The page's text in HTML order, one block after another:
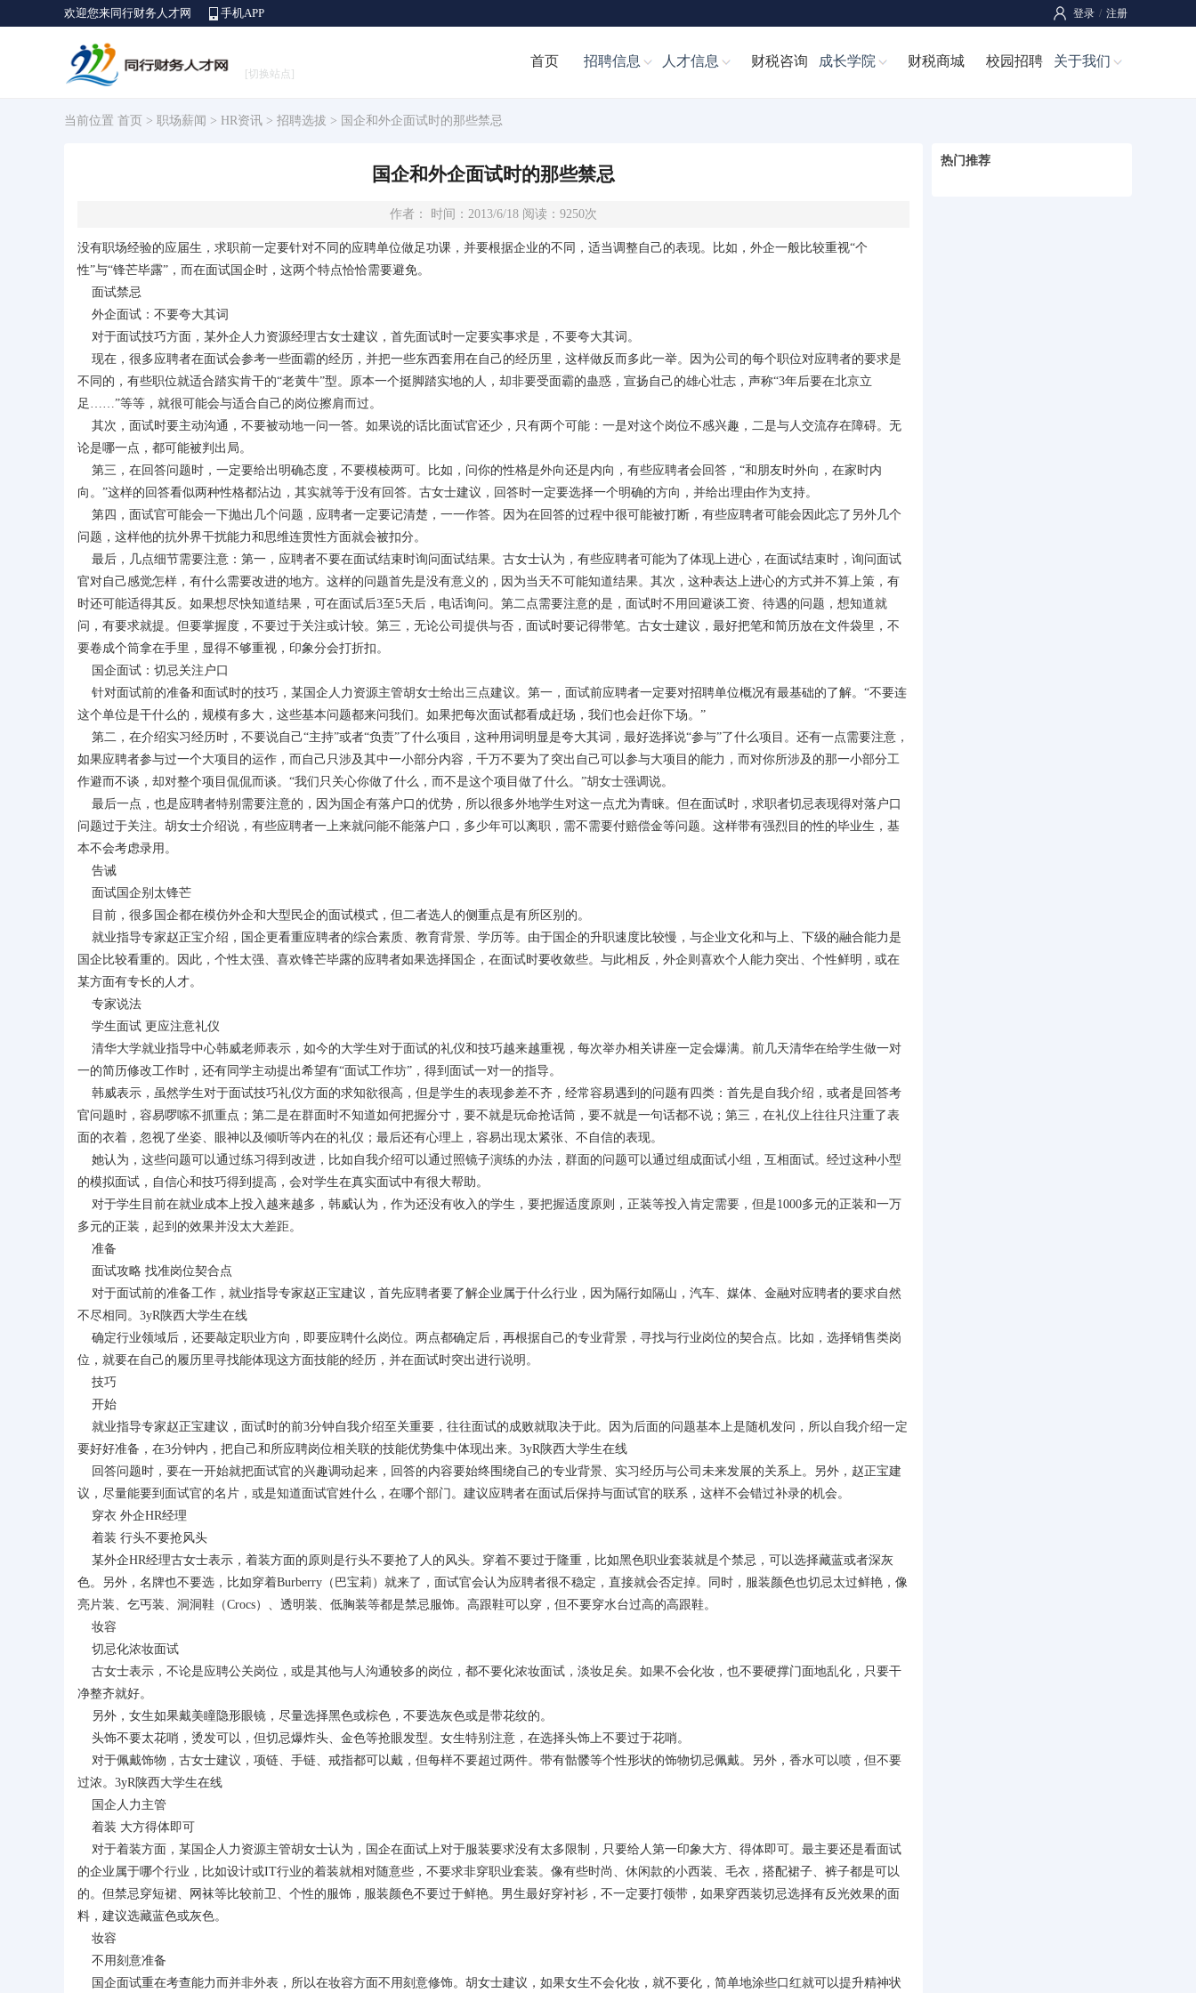
欢迎您来同行财务人才网 手机APP 登录 / 注册
[切换站点]
首页 招聘信息 人才信息 财税咨询 成长学院 财税商城 校园招聘 关于我们
当前位置 首页 > 职场薪闻 > HR资讯 > 招聘选拔 > 国企和外企面试时的那些禁忌
国企和外企面试时的那些禁忌
作者： 时间：2013/6/18 阅读：9250次
没有职场经验的应届生，求职前一定要针对不同的应聘单位做足功课，并要根据企业的不同，适当调整自己的表现。比如，外企一般比较重视“个
性”与“锋芒毕露”，而在面试国企时，这两个特点恰恰需要避免。
面试禁忌
外企面试：不要夸大其词
对于面试技巧方面，某外企人力资源经理古女士建议，首先面试时一定要实事求是，不要夸大其词。
现在，很多应聘者在面试会参考一些面霸的经历，并把一些东西套用在自己的经历里，这样做反而多此一举。因为公司的每个职位对应聘者的要求是
不同的，有些职位就适合踏实肯干的“老黄牛”型。原本一个挺脚踏实地的人，却非要受面霸的蛊惑，宣扬自己的雄心壮志，声称“3年后要在北京立
足……”等等，就很可能会与适合自己的岗位擦肩而过。
其次，面试时要主动沟通，不要被动地一问一答。如果说的话比面试官还少，只有两个可能：一是对这个岗位不感兴趣，二是与人交流存在障碍。无
论是哪一点，都可能被判出局。
第三，在回答问题时，一定要给出明确态度，不要模棱两可。比如，问你的性格是外向还是内向，有些应聘者会回答，“和朋友时外向，在家时内
向。”这样的回答看似两种性格都沾边，其实就等于没有回答。古女士建议，回答时一定要选择一个明确的方向，并给出理由作为支持。
第四，面试官可能会一下抛出几个问题，应聘者一定要记清楚，一一作答。因为在回答的过程中很可能被打断，有些应聘者可能会因此忘了另外几个
问题，这样他的抗外界干扰能力和思维连贯性方面就会被扣分。
最后，几点细节需要注意：第一，应聘者不要在面试结束时询问面试结果。古女士认为，有些应聘者可能为了体现上进心，在面试结束时，询问面试
官对自己感觉怎样，有什么需要改进的地方。这样的问题首先是没有意义的，因为当天不可能知道结果。其次，这种表达上进心的方式并不算上策，有
时还可能适得其反。如果想尽快知道结果，可在面试后3至5天后，电话询问。第二点需要注意的是，面试时不用回避谈工资、待遇的问题，想知道就
问，有要求就提。但要掌握度，不要过于关注或计较。第三，无论公司提供与否，面试时要记得带笔。古女士建议，最好把笔和简历放在文件袋里，不
要卷成个筒拿在手里，显得不够重视，印象分会打折扣。
国企面试：切忌关注户口
针对面试前的准备和面试时的技巧，某国企人力资源主管胡女士给出三点建议。第一，面试前应聘者一定要对招聘单位概况有最基础的了解。“不要连
这个单位是干什么的，规模有多大，这些基本问题都来问我们。如果把每次面试都看成赶场，我们也会赶你下场。”
第二，在介绍实习经历时，不要说自己“主持”或者“负责”了什么项目，这种用词明显是夸大其词，最好选择说“参与”了什么项目。还有一点需要注意，
如果应聘者参与过一个大项目的运作，而自己只涉及其中一小部分内容，千万不要为了突出自己可以参与大项目的能力，而对你所涉及的那一小部分工
作避而不谈，却对整个项目侃侃而谈。“我们只关心你做了什么，而不是这个项目做了什么。”胡女士强调说。
最后一点，也是应聘者特别需要注意的，因为国企有落户口的优势，所以很多外地学生对这一点尤为青睐。但在面试时，求职者切忌表现得对落户口
问题过于关注。胡女士介绍说，有些应聘者一上来就问能不能落户口，多少年可以离职，需不需要付赔偿金等问题。这样带有强烈目的性的毕业生，基
本不会考虑录用。
告诫
面试国企别太锋芒
目前，很多国企都在模仿外企和大型民企的面试模式，但二者选人的侧重点是有所区别的。
就业指导专家赵正宝介绍，国企更看重应聘者的综合素质、教育背景、学历等。由于国企的升职速度比较慢，与企业文化和与上、下级的融合能力是
国企比较看重的。因此，个性太强、喜欢锋芒毕露的应聘者如果选择国企，在面试时要收敛些。与此相反，外企则喜欢个人能力突出、个性鲜明，或在
某方面有专长的人才。
专家说法
学生面试 更应注意礼仪
清华大学就业指导中心韩威老师表示，如今的大学生对于面试的礼仪和技巧越来越重视，每次举办相关讲座一定会爆满。前几天清华在给学生做一对
一的简历修改工作时，还有同学主动提出希望有“面试工作坊”，得到面试一对一的指导。
韩威表示，虽然学生对于面试技巧礼仪方面的求知欲很高，但是学生的表现参差不齐，经常容易遇到的问题有四类：首先是自我介绍，或者是回答考
官问题时，容易啰嗦不抓重点；第二是在群面时不知道如何把握分寸，要不就是玩命抢话筒，要不就是一句话都不说；第三，在礼仪上往往只注重了表
面的衣着，忽视了坐姿、眼神以及倾听等内在的礼仪；最后还有心理上，容易出现太紧张、不自信的表现。
她认为，这些问题可以通过练习得到改进，比如自我介绍可以通过照镜子演练的办法，群面的问题可以通过组成面试小组，互相面试。经过这种小型
的模拟面试，自信心和技巧得到提高，会对学生在真实面试中有很大帮助。
对于学生目前在就业成本上投入越来越多，韩威认为，作为还没有收入的学生，要把握适度原则，正装等投入肯定需要，但是1000多元的正装和一万
多元的正装，起到的效果并没太大差距。
准备
面试攻略 找准岗位契合点
对于面试前的准备工作，就业指导专家赵正宝建议，首先应聘者要了解企业属于什么行业，因为隔行如隔山，汽车、媒体、金融对应聘者的要求自然
不尽相同。3yR陕西大学生在线
确定行业领域后，还要敲定职业方向，即要应聘什么岗位。两点都确定后，再根据自己的专业背景，寻找与行业岗位的契合点。比如，选择销售类岗
位，就要在自己的履历里寻找能体现这方面技能的经历，并在面试时突出进行说明。
技巧
开始
就业指导专家赵正宝建议，面试时的前3分钟自我介绍至关重要，往往面试的成败就取决于此。因为后面的问题基本上是随机发问，所以自我介绍一定
要好好准备，在3分钟内，把自己和所应聘岗位相关联的技能优势集中体现出来。3yR陕西大学生在线
回答问题时，要在一开始就把面试官的兴趣调动起来，回答的内容要始终围绕自己的专业背景、实习经历与公司未来发展的关系上。另外，赵正宝建
议，尽量能要到面试官的名片，或是知道面试官姓什么，在哪个部门。建议应聘者在面试后保持与面试官的联系，这样不会错过补录的机会。
穿衣 外企HR经理
着装 行头不要抢风头
某外企HR经理古女士表示，着装方面的原则是行头不要抢了人的风头。穿着不要过于隆重，比如黑色职业套装就是个禁忌，可以选择藏蓝或者深灰
色。另外，名牌也不要选，比如穿着Burberry（巴宝莉）就来了，面试官会认为应聘者很不稳定，直接就会否定掉。同时，服装颜色也切忌太过鲜艳，像
亮片装、乞丐装、洞洞鞋（Crocs）、透明装、低胸装等都是禁忌服饰。高跟鞋可以穿，但不要穿水台过高的高跟鞋。
妆容
切忌化浓妆面试
古女士表示，不论是应聘公关岗位，或是其他与人沟通较多的岗位，都不要化浓妆面试，淡妆足矣。如果不会化妆，也不要硬撑门面地乱化，只要干
净整齐就好。
另外，女生如果戴美瞳隐形眼镜，尽量选择黑色或棕色，不要选灰色或是带花纹的。
头饰不要太花哨，烫发可以，但切忌爆炸头、金色等抢眼发型。女生特别注意，在选择头饰上不要过于花哨。
对于佩戴饰物，古女士建议，项链、手链、戒指都可以戴，但每样不要超过两件。带有骷髅等个性形状的饰物切忌佩戴。另外，香水可以喷，但不要
过浓。3yR陕西大学生在线
国企人力主管
着装 大方得体即可
对于着装方面，某国企人力资源主管胡女士认为，国企在面试上对于服装要求没有太多限制，只要给人第一印象大方、得体即可。最主要还是看面试
的企业属于哪个行业，比如设计或IT行业的着装就相对随意些，不要求非穿职业套装。像有些时尚、休闲款的小西装、毛衣，搭配裙子、裤子都是可以
的。但禁忌穿短裙、网袜等比较前卫、个性的服饰，服装颜色不要过于鲜艳。男生最好穿衬衫，不一定要打领带，如果穿西装切忌选择有反光效果的面
料，建议选藏蓝色或灰色。
妆容
不用刻意准备
国企面试重在考查能力而并非外表，所以在妆容方面不用刻意修饰。胡女士建议，如果女生不会化妆，就不要化，简单地涂些口红就可以提升精神状
热门推荐